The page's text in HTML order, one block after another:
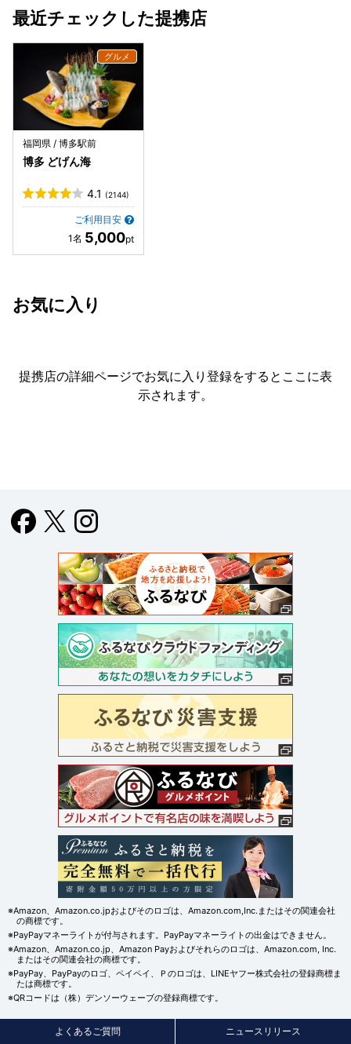
最近チェックした提携店
福岡県 / 博多駅前
博多 どげん海
4.1 (2144)
ご利用目安
5,000
お気に入り
提携店の詳細ページでお気に入り登録をすると ここに表
示されます。
※Amazon、Amazon.co.jpおよびそのロゴは、Amazon.com,Inc.またはその関連会社
の商標です。
※PayPayマネーライトが付与されます。PayPayマネーライトの出金はできません。
※Amazon、Amazon.co.jp、Amazon Payおよびそれらのロゴは、Amazon.com, Inc.
またはその関連会社の商標です。
※PayPay、PayPayのロゴ、ペイペイ、Ｐのロゴは、LINEヤフー株式会社の登録商標ま
たは商標です。
※QRコードは（株）デンソーウェーブの登録商標です。
よくあるご質問 ニュースリリース